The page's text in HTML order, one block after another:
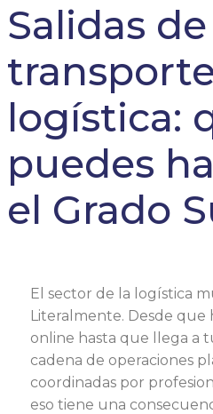
Salidas de
logística:
puedes
el Grado
El sector de la logística
Literalmente. Desde que
online hasta que llega a
cadena de operaciones
coordinadas por
eso tiene una